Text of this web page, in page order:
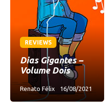
REVIEWS
Dias Gigantes –
Volume Dois
Renato Félix 16/08/2021